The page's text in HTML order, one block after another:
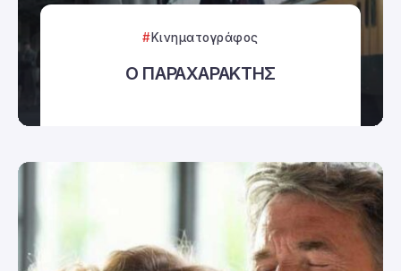
Κινηματογράφος
Ο ΠΑΡΑΧΑΡΑΚΤΗΣ